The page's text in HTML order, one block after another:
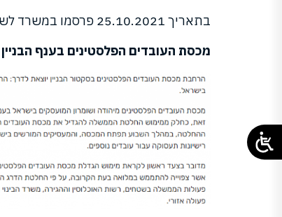
בתאריך 25.10.2021 פרסמו במשרד לשיתוף פעולה אזורי
מכסת העובדים הפלסטינים בענף הבניין תורחב ב –